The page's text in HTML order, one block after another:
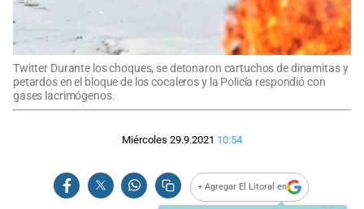
Twitter Durante los choques, se detonaron cartuchos de dinamitas y
petardos en el bloque de los cocaleros y la Policía respondió con
gases lacrimógenos.
Miércoles 29.9.2021 10:54
+ Agregar El Litoral en